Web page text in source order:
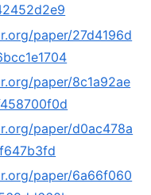
paper/27d4196d
paper/8c1a92ae
paper/d0ac478a
paper/6a66f060